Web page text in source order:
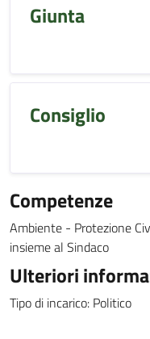
Giunta
Consiglio
Competenze
Ambiente - Protezione
insieme al Sindaco
Ulteriori
Tipo di incarico: Politico